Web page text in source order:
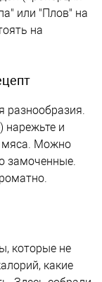
или "Плов" на
на
разнообразия.
нарежьте и
мяса. Можно
замоченные.
которые не
какие